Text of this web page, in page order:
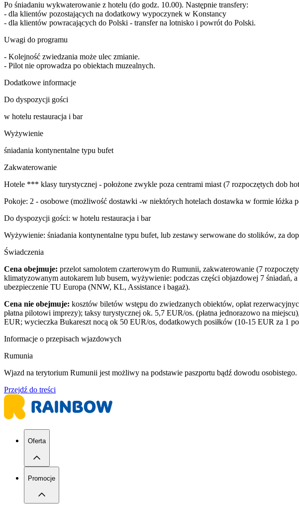
Po śniadaniu wykwaterowanie z hotelu (do godz. 10.00). Następnie transfery:
- dla klientów pozostających na dodatkowy wypoczynek w Konstancy
- dla klientów powracających do Polski - transfer na lotnisko i powrót do Polski.
Uwagi do programu
- Kolejność zwiedzania może ulec zmianie.
- Pilot nie oprowadza po obiektach muzealnych.
Dodatkowe informacje
Do dyspozycji gości
w hotelu restauracja i bar
Wyżywienie
śniadania kontynentalne typu bufet
Zakwaterowanie
Hotele *** klasy turystycznej - położone zwykle poza centrami miast (7 rozpoczętych dob
Pokoje: 2 - osobowe (możliwość dostawki -w niektórych hotelach dostawka w formie łóżka
Do dyspozycji gości: w hotelu restauracja i bar
Wyżywienie: śniadania kontynentalne typu bufet, lub zestawy serwowane do stolików, za
Świadczenia
Cena obejmuje: przelot samolotem czarterowym do Rumunii, zakwaterowanie (7
klimatyzowanym autokarem lub busem, wyżywienie: podczas części objazdowej 7
ubezpieczenie TU Europa (NNW, KL, Assistance i bagaż).
Cena nie obejmuje: kosztów biletów wstępu do zwiedzanych obiektów, opłat
płatna pilotowi imprezy); taksy turystycznej ok. 5,7 EUR/os. (płatna jednorazowo na
EUR; wycieczka Bukareszt nocą ok 50 EUR/os, dodatkowych posiłków (10-15 EUR za 1
Informacje o przepisach wjazdowych
Rumunia
Wjazd na terytorium Rumunii jest możliwy na podstawie paszportu bądź dowodu
Przejdź do treści
Oferta
Promocje